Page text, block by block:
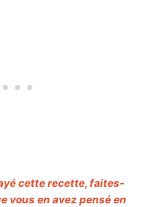
cette recette, faites-
vous en avez pensé en